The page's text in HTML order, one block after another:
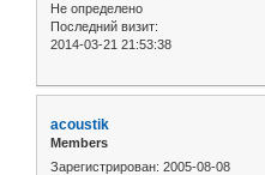
Не определено
Последний визит:
2014-03-21 21:53:38
acoustik
Members
Зарегистрирован: 2005-08-08